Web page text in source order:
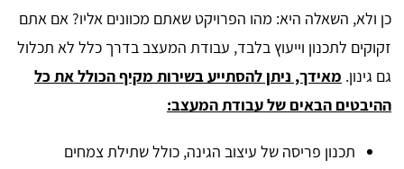
כן ולא, השאלה היא: מהו הפרויקט שאתם מכוונים אליו? אם אתם
זקוקים לתכנון וייעוץ בלבד, עבודת המעצב בדרך כלל לא תכלול
גם גינון. מאידך, ניתן להסתייע בשירות מקיף הכולל את כל
ההיבטים הבאים של עבודת המעצב:
תכנון פריסה של עיצוב הגינה, כולל שתילת צמחים